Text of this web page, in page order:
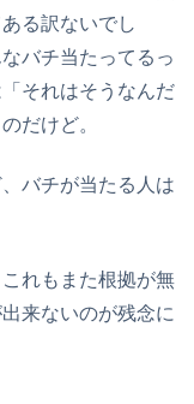
る訳ないでし
バチ当たってるっ
それはそうなんだ
だけど。
バチが当たる人は
れもまた根拠が無
来ないのが残念に